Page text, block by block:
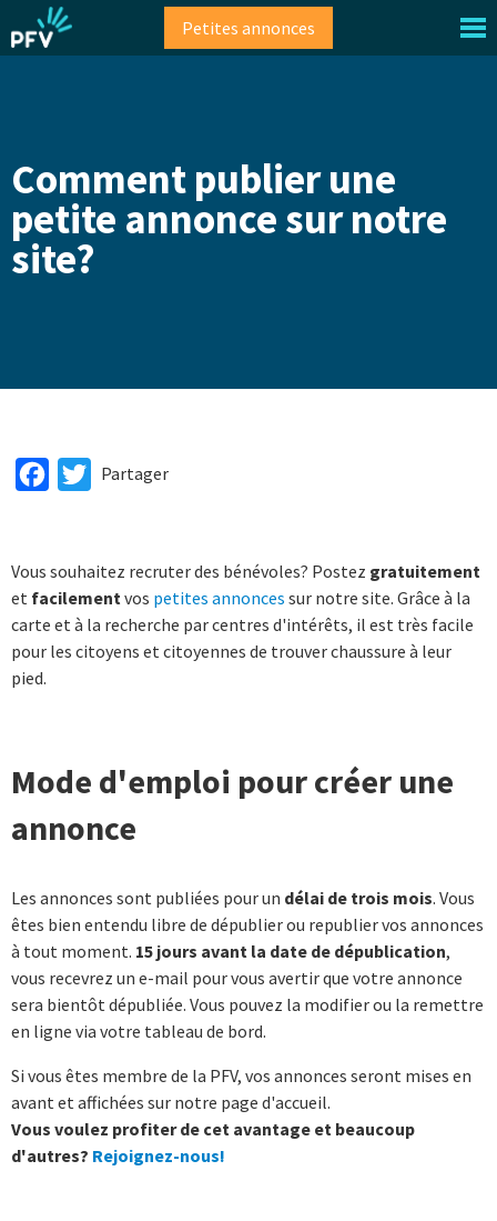
au
contenu
Petites annonces
Comment publier une
petite annonce sur notre
site?
FacebookTwitter
Partager
Vous souhaitez recruter des bénévoles? Postez gratuitement
et facilementvos petites annonces sur notre site. Grâce à la
carte et à la recherche par centres d'intérêts, il est très facile
pour les citoyens et citoyennes de trouver chaussure à leur
pied.
Mode d'emploi pour créer une
annonce
Les annonces sont publiées pour un délai de trois mois. Vous
êtes bien entendu libre de dépublier ou republier vos annonces
à tout moment. 15 jours avant la date de dépublication,
vous recevrez un e-mail pour vous avertir que votre annonce
sera bientôt dépubliée. Vous pouvez la modifier ou la remettre
en ligne via votre tableau de bord.
Si vous êtes membre de la PFV, vos annonces seront mises en
avant et affichées sur notre page d'accueil.
Vous voulez profiter de cet avantage et beaucoup
d'autres? Rejoignez-nous!